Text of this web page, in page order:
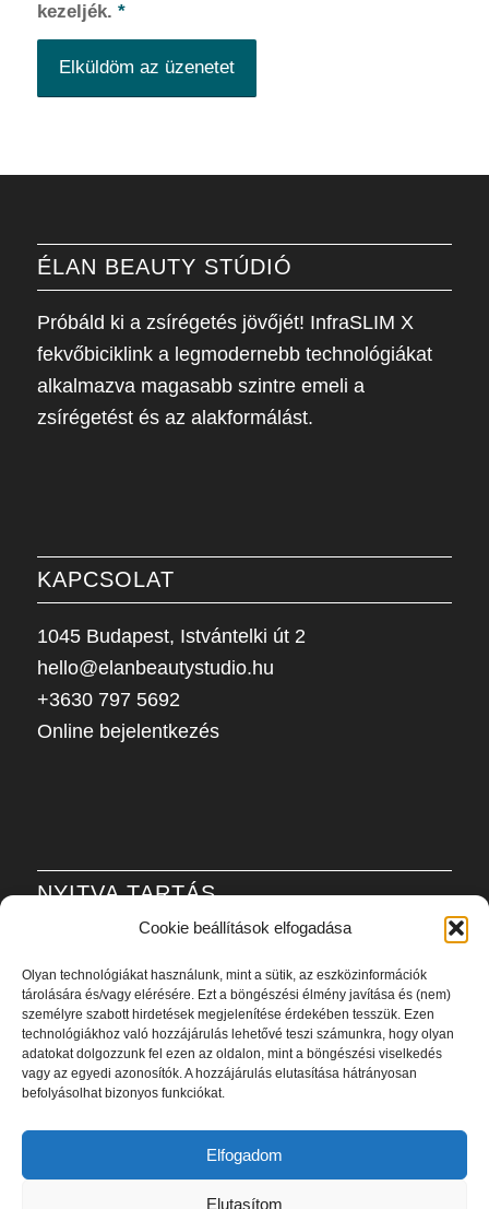
Cookie beállítások elfogadása
Olyan technológiákat használunk, mint a sütik, az eszközinformációk
tárolására és/vagy elérésére. Ezt a böngészési élmény javítása és (nem)
személyre szabott hirdetések megjelenítése érdekében tesszük. Ezen
technológiákhoz való hozzájárulás lehetővé teszi számunkra, hogy olyan
adatokat dolgozzunk fel ezen az oldalon, mint a böngészési viselkedés
vagy az egyedi azonosítók. A hozzájárulás elutasítása hátrányosan
befolyásolhat bizonyos funkciókat.
Elfogadom
Elutasítom
kezeljék. *
ÉLAN BEAUTY STÚDIÓ
Próbáld ki a zsírégetés jövőjét! InfraSLIM X
fekvőbiciklink a legmodernebb technológiákat
alkalmazva magasabb szintre emeli a
zsírégetést és az alakformálást.
KAPCSOLAT
1045 Budapest, Istvántelki út 2
hello@elanbeautystudio.hu
+3630 797 5692
Online bejelentkezés
NYITVA TARTÁS
Sz: 8:00-20:00
V: 8:00-20:00
Adatvédelmi szabályzat